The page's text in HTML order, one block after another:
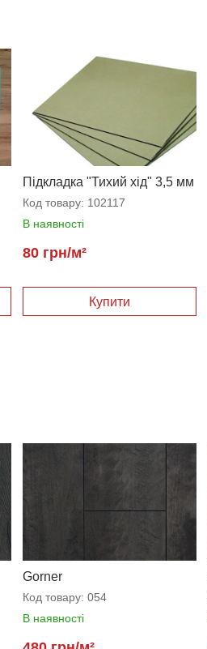
Підкладка "Тихий хід" 3,5 мм
Код товару: 102117
В наявності
80 грн/м²
Купити
Gorner
Код товару: 054
В наявності